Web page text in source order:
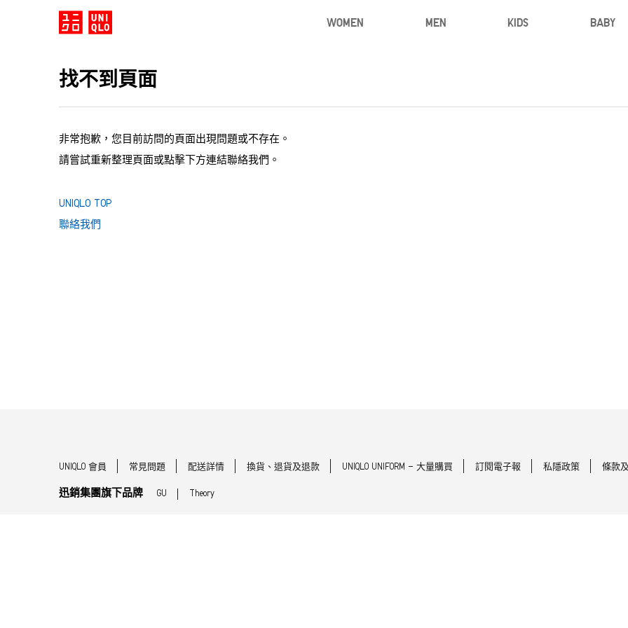
WOMEN MEN KIDS BABY
找不到頁面
非常抱歉，您目前訪問的頁面出現問題或不存在。
請嘗試重新整理頁面或點擊下方連結聯絡我們。
UNIQLO TOP
聯絡我們
UNIQLO 會員 常見問題 配送詳情 換貨、退貨及退款 UNIQLO UNIFORM - 大量購買 訂閱電子報 私隱政策 條款
迅銷集團旗下品牌 GU Theory